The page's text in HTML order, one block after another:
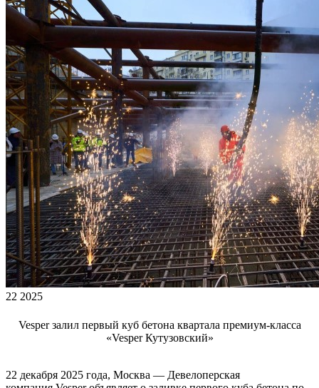
22 2025
Vesper залил первый куб бетона квартала премиум-класса
«Vesper Кутузовский»
22 декабря 2025 года, Москва — Девелоперская